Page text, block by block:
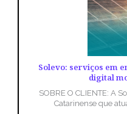
Solevo: serviços em
digital
SOBRE O CLIENTE: A
Catarinense que